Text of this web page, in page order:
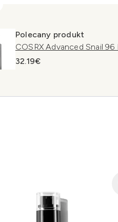
Polecany produkt
COSRX Advanced Snail
32.19€